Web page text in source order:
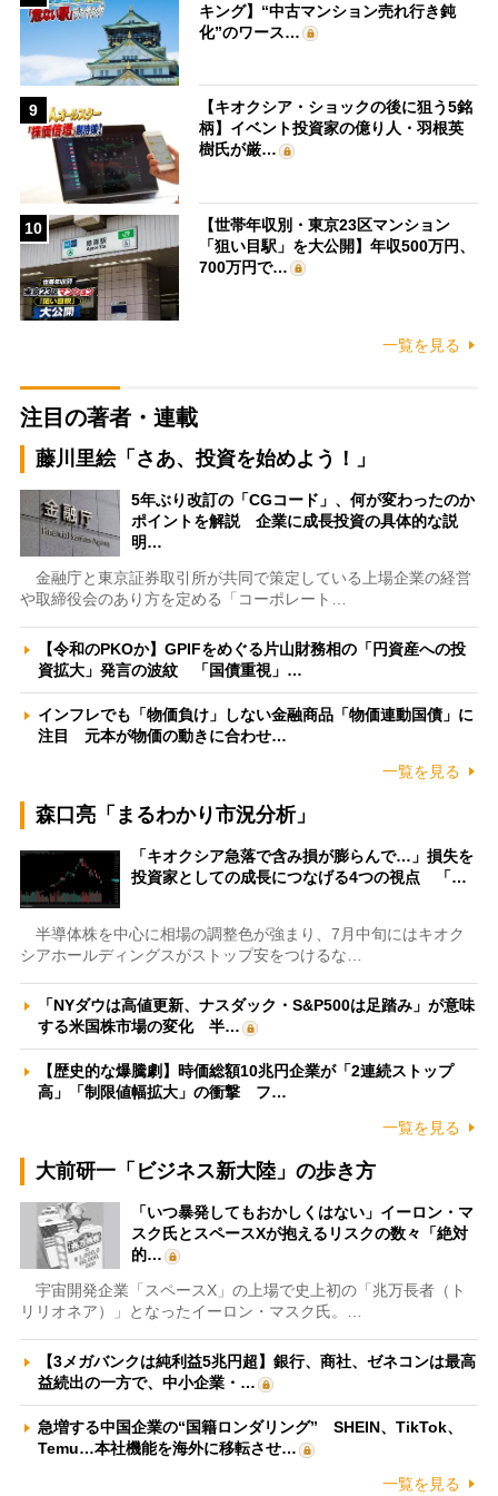
キング】“中古マンション売れ行き鈍
化”のワース…
9
【キオクシア・ショックの後に狙う5銘
柄】イベント投資家の億り人・羽根英
樹氏が厳…
10
【世帯年収別・東京23区マンション
「狙い目駅」を大公開】年収500万円、
700万円で…
一覧を見る
注目の著者・連載
藤川里絵「さあ、投資を始めよう！」
5年ぶり改訂の「CGコード」、何が変わったのか
ポイントを解説 企業に成長投資の具体的な説
明…
金融庁と東京証券取引所が共同で策定している上場企業の経営
や取締役会のあり方を定める「コーポレート…
【令和のPKOか】GPIFをめぐる片山財務相の「円資産への投
資拡大」発言の波紋 「国債重視」…
インフレでも「物価負け」しない金融商品「物価連動国債」に
注目 元本が物価の動きに合わせ…
一覧を見る
森口亮「まるわかり市況分析」
「キオクシア急落で含み損が膨らんで…」損失を
投資家としての成長につなげる4つの視点 「…
半導体株を中心に相場の調整色が強まり、7月中旬にはキオク
シアホールディングスがストップ安をつけるな…
「NYダウは高値更新、ナスダック・S&P500は足踏み」が意味
する米国株市場の変化 半…
【歴史的な爆騰劇】時価総額10兆円企業が「2連続ストップ
高」「制限値幅拡大」の衝撃 フ…
一覧を見る
大前研一「ビジネス新大陸」の歩き方
「いつ暴発してもおかしくはない」イーロン・マ
スク氏とスペースXが抱えるリスクの数々「絶対
的…
宇宙開発企業「スペースX」の上場で史上初の「兆万長者（ト
リリオネア）」となったイーロン・マスク氏。…
【3メガバンクは純利益5兆円超】銀行、商社、ゼネコンは最高
益続出の一方で、中小企業・…
急増する中国企業の“国籍ロンダリング” SHEIN、TikTok、
Temu…本社機能を海外に移転させ…
一覧を見る